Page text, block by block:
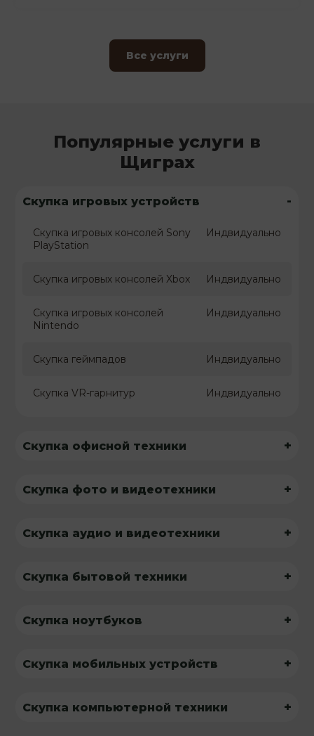
Все услуги
Популярные услуги в
Щиграх
Скупка игровых устройств -
Скупка игровых консолей Sony
PlayStation
Индвидуально
Скупка игровых консолей Xbox Индвидуально
Скупка игровых консолей
Nintendo
Индвидуально
Скупка геймпадов Индвидуально
Скупка VR-гарнитур Индвидуально
Скупка офисной техники +
Скупка фото и видеотехники +
Скупка аудио и видеотехники +
Скупка бытовой техники +
Скупка ноутбуков +
Скупка мобильных устройств +
Скупка компьютерной техники +